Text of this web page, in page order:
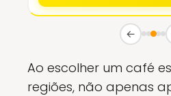
←
Ao escolher um café
regiões, não apenas